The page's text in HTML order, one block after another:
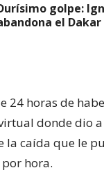
golpe:
el
24 horas de
donde dio
la caída que le
hora.